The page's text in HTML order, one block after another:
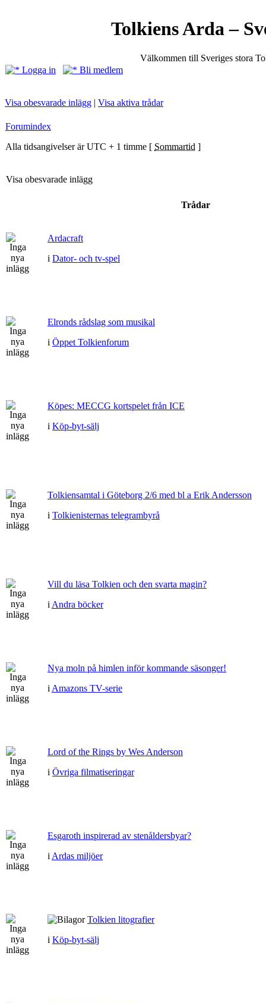
Tolkiens Arda –
Välkommen till Sveriges stora
Logga in
Bli medlem
Visa obesvarade inlägg | Visa aktiva trådar
Forumindex
Alla tidsangivelser är UTC + 1 timme [ Sommartid ]
Visa obesvarade inlägg
Trådar
Ardacraft
i Dator- och tv-spel
Elronds rådslag som musikal
i Öppet Tolkienforum
Köpes: MECCG kortspelet från ICE
i Köp-byt-sälj
Tolkiensamtal i Göteborg 2/6 med bl a Erik Andersson
i Tolkienisternas telegrambyrå
Vill du läsa Tolkien och den svarta magin?
i Andra böcker
Nya moln på himlen inför kommande säsonger!
i Amazons TV-serie
Lord of the Rings by Wes Anderson
i Övriga filmatiseringar
Esgaroth inspirerad av stenåldersbyar?
i Ardas miljöer
Tolkien litografier
i Köp-byt-sälj